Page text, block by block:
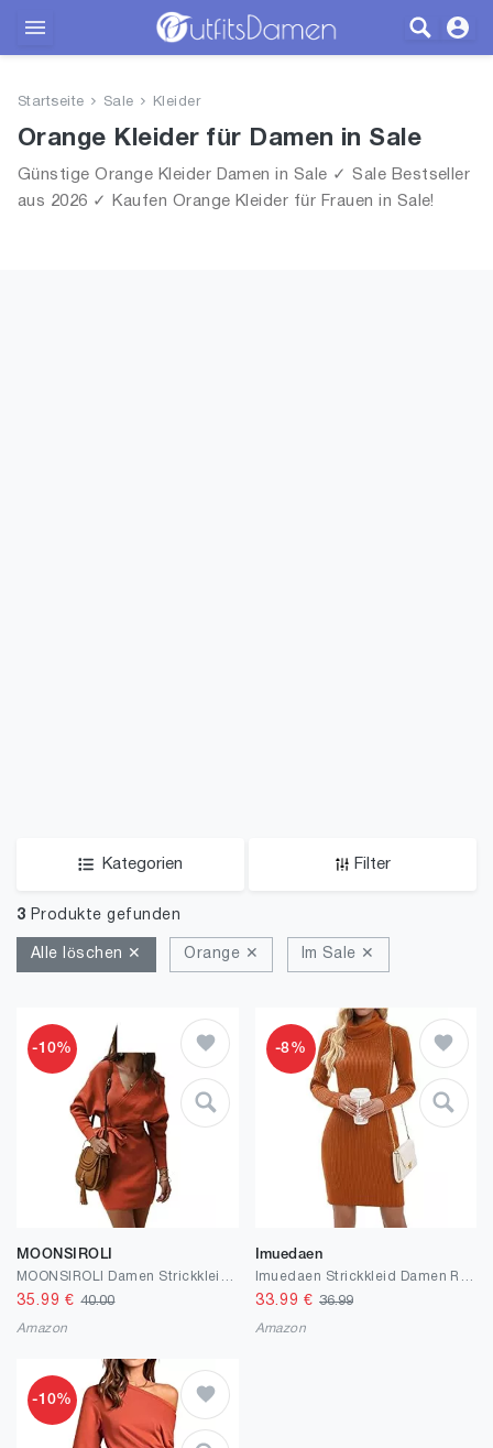
Bekleidung
Wäsche
Startseite Sale Kleider
Orange Kleider für Damen in Sale
Günstige Orange Kleider Damen in Sale ✓ Sale Bestseller
aus 2026 ✓ Kaufen Orange Kleider für Frauen in Sale!
Kategorien Filter
3 Produkte gefunden
Alle löschen ✕ Orange ✕ Im Sale ✕
-10%
MOONSIROLI
35.99 €40.00
Amazon
-8%
Imuedaen
33.99 € 36.99
Amazon
-10%